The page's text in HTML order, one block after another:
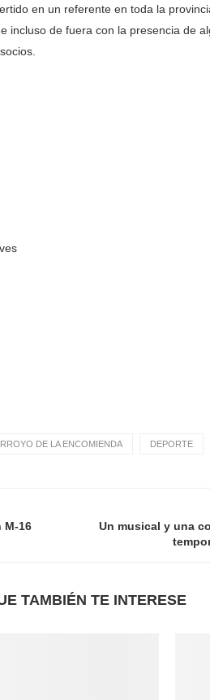
en un referente en toda la
incluso de fuera con la presencia de
DE LA ENCOMIENDA DEPORTE
M-16
Un musical y una
TAMBIÉN TE INTERESE